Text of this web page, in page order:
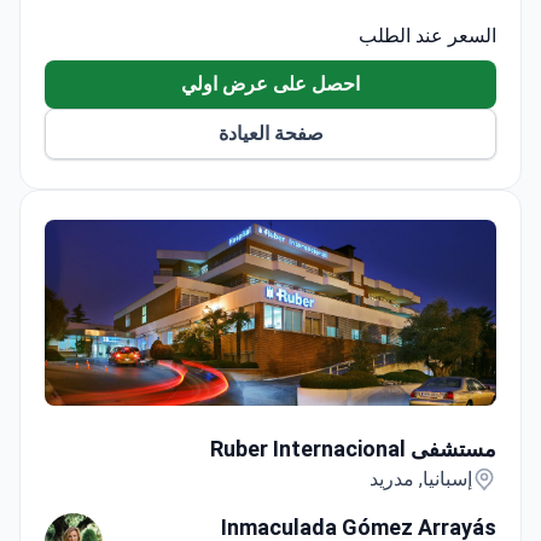
احصل على عرض اولي
صفحة العيادة
مستشفى Ruber Internacional
إسبانيا, مدريد
Inmaculada Gómez Arrayás
34سنة خبره ١٦ سنة